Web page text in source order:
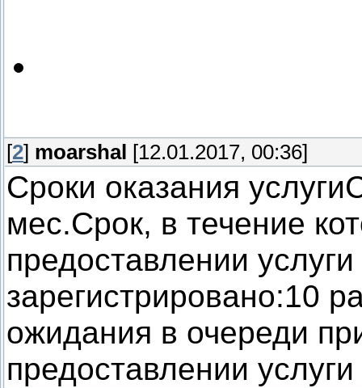
[2] moarshal [12.01.2017, 00:36]
Сроки оказания
мес.Срок, в течение
предоставлении
зарегистрировано:10
ожидания в очереди
предоставлении